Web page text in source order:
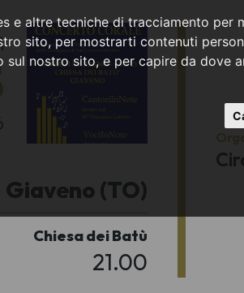
e altre tecniche di tracciamento per
sito, per mostrarti contenuti
sul nostro sito, e per capire da dove
Giaveno (TO)
Chiesa dei Batù
21.00